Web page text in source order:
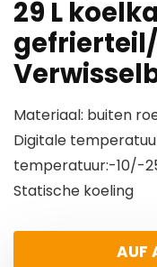
29 L
Materiaal: buiten
Digitale
temperatuur:-10/-
Statische koeling
AUF